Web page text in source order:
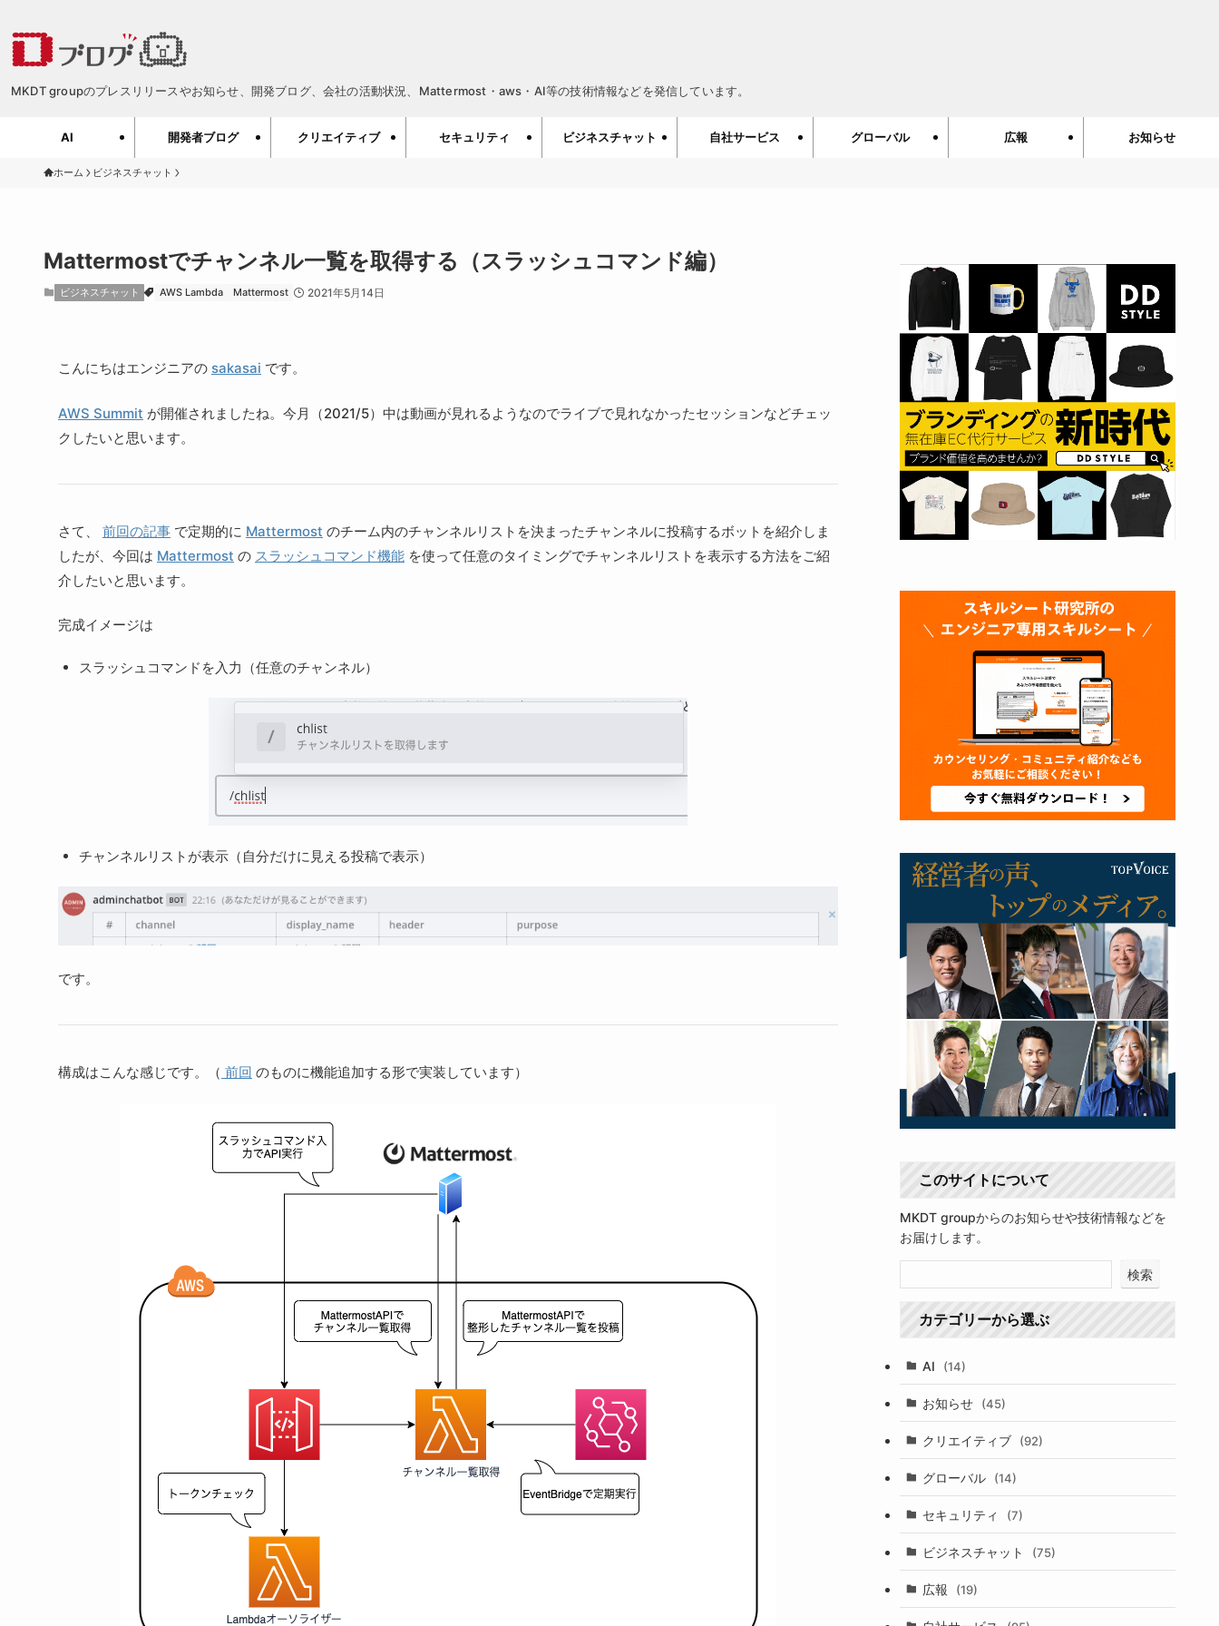
MKDT groupのプレスリリースやお知らせ、開発ブログ、会社の活動状況、Mattermost・aws・AI等の技術情報などを発信しています。
AI 開発者ブログ クリエイティブ セキュリティ ビジネスチャット 自社サービス グローバル 広報 お知らせ
ホーム ビジネスチャット
Mattermostでチャンネル一覧を取得する（スラッシュコマンド編）
ビジネスチャット AWS Lambda Mattermost 2021年5月14日
こんにちはエンジニアの sakasai です。
AWS Summit が開催されましたね。今月（2021/5）中は動画が見れるようなのでライブで見れなかったセッションなどチェッ
クしたいと思います。
さて、 前回の記事 で定期的に Mattermost のチーム内のチャンネルリストを決まったチャンネルに投稿するボットを紹介しま
したが、今回は Mattermost の スラッシュコマンド機能 を使って任意のタイミングでチャンネルリストを表示する方法をご紹
介したいと思います。
完成イメージは
スラッシュコマンドを入力（任意のチャンネル）
チャンネルリストが表示（自分だけに見える投稿で表示）
です。
構成はこんな感じです。（ 前回 のものに機能追加する形で実装しています）
このサイトについて
MKDT groupからのお知らせや技術情報などを
お届けします。
検索
カテゴリーから選ぶ
AI (14)
お知らせ (45)
クリエイティブ (92)
グローバル (14)
セキュリティ (7)
ビジネスチャット (75)
広報 (19)